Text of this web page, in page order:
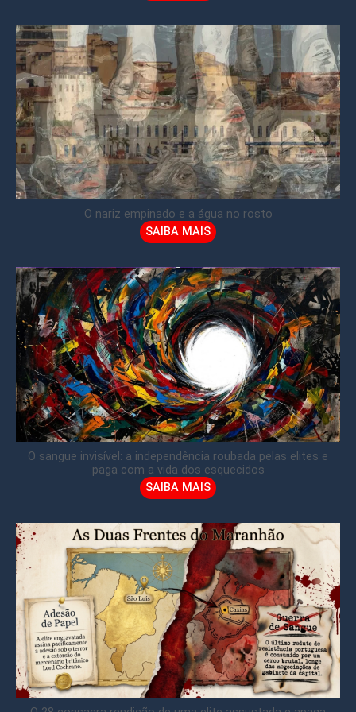
O nariz empinado e a água no rosto
SAIBA MAIS
O sangue invisível: a independência roubada pelas elites e
paga com a vida dos esquecidos
SAIBA MAIS